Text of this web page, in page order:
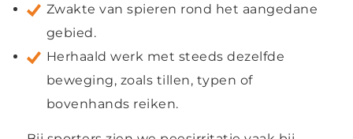
Zwakte van spieren rond het aangedane
gebied.
Herhaald werk met steeds dezelfde
beweging, zoals tillen, typen of
bovenhands reiken.